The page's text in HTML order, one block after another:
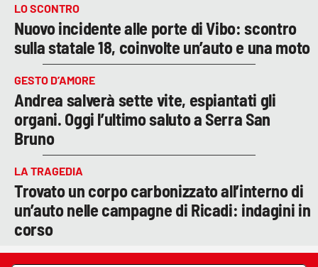
LO SCONTRO
Nuovo incidente alle porte di Vibo: scontro
sulla statale 18, coinvolte un’auto e una moto
GESTO D’AMORE
Andrea salverà sette vite, espiantati gli
organi. Oggi l’ultimo saluto a Serra San
Bruno
LA TRAGEDIA
Trovato un corpo carbonizzato all’interno di
un’auto nelle campagne di Ricadi: indagini in
corso